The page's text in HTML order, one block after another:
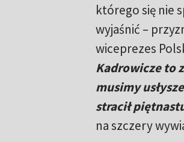
którego się nie
wyjaśnić –
wiceprezes
Kadrowicze to
musimy
stracił
na szczery